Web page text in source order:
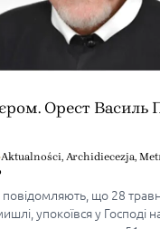
Орест Василь
Aktualności, Archidiecezja,
повідомляють, що 28
упокоївся у Господі